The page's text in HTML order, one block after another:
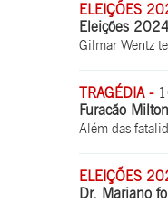
ELEIÇÕES
Eleições
Gilmar Wentz
TRAGÉDIA -
Furacão
Além das
ELEIÇÕES
Dr. Mariano